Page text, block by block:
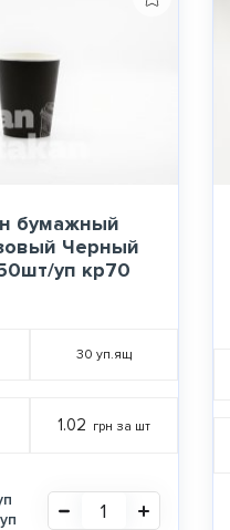
бумажный
Черный
уп кр70
30 уп.ящ
1.02 грн за шт